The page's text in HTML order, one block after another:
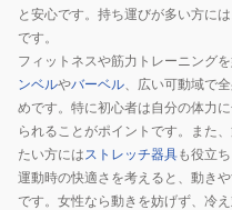
ブ
ス
マ
ー
ト
3IN1
TKS02HM018.
振
と安心です。持ち運びが多い方に
です。
フィットネスや筋力トレーニング
ンベルやバーベル、広い可動域で
めです。特に初心者は自分の体力
られることがポイントです。また
たい方にはストレッチ器具も役立ち
運動時の快適さを考えると、動き
です。女性なら動きを妨げず、冷